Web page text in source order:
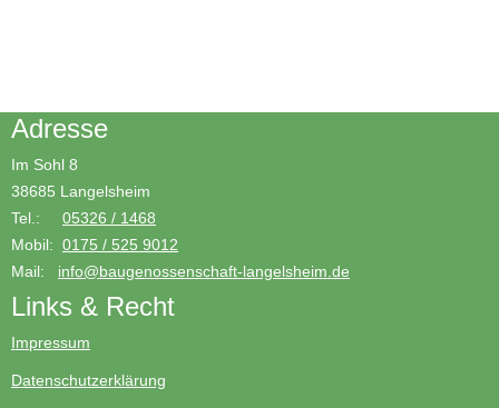
Adresse
Im Sohl 8
38685 Langelsheim
Tel.: 05326 / 1468
Mobil: 0175 / 525 9012
Mail: info@baugenossenschaft-langelsheim.de
Links & Recht
Impressum
Datenschutzerklärung